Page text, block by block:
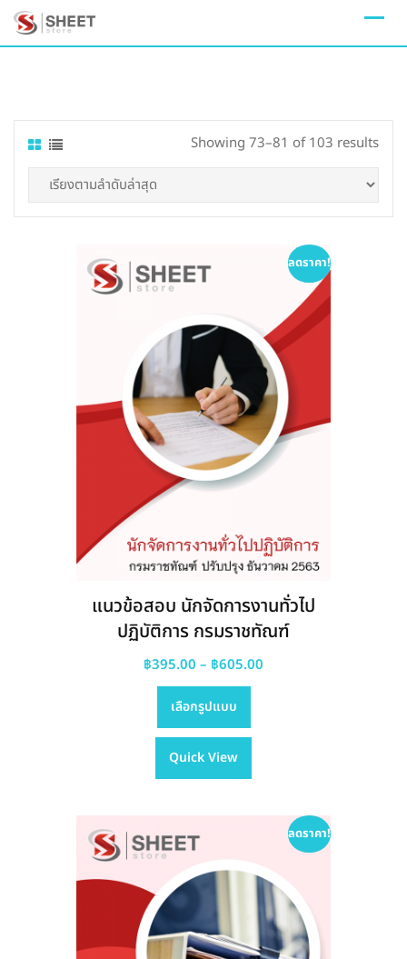
Skip
Showing 73–81 of 103 results
ลดราคา!
แนวข้อสอบ นักจัดการงานทั่วไป
ปฏิบัติการ กรมราชทัณฑ์
฿395.00 – ฿605.00
เลือกรูปแบบ
This
has
variants.
options
be
chosen
on
the
Quick View
ลดราคา!